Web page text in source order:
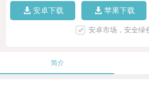
安卓下载 苹果下载
安卓市场，安全绿
简介